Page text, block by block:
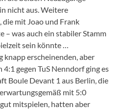
nicht aus. Weitere
mit Joao und Frank
– was auch ein stabiler Stamm
sein könnte …
knapp erscheinenden, aber
gegen TuS Nenndorf ging es
Boule Devant 1 aus Berlin, die
mit 5:0
mitspielen, hatten aber